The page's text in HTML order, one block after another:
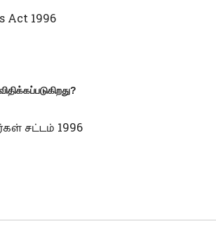
Act 1996
?
சட்டம் 1996